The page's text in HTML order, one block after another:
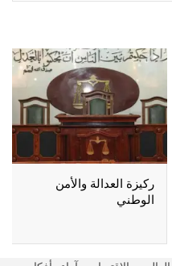
ركيزة العدالة والأمن
الوطني